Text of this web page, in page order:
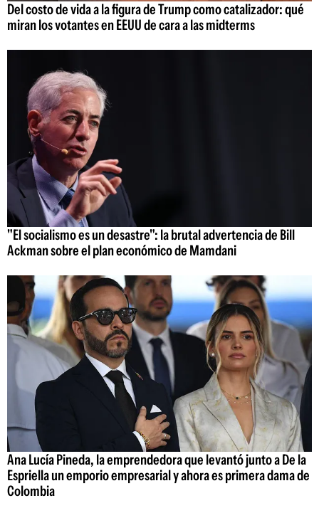
Del costo de vida a la figura de Trump como catalizador: qué
miran los votantes en EEUU de cara a las midterms
"El socialismo es un desastre": la brutal advertencia de Bill
Ackman sobre el plan económico de Mamdani
Ana Lucía Pineda, la emprendedora que levantó junto a De la
Espriella un emporio empresarial y ahora es primera dama de
Colombia